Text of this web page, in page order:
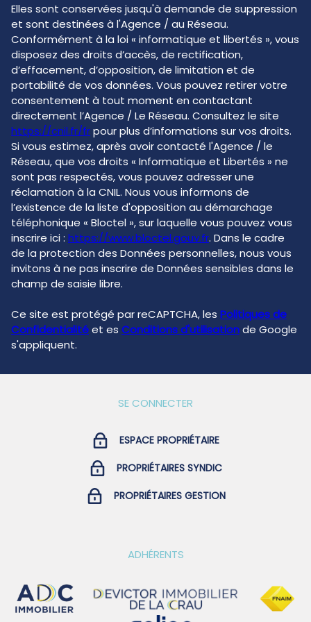
Elles sont conservées jusqu'à demande de suppression
et sont destinées à l'Agence / au Réseau.
Conformément à la loi « informatique et libertés », vous
disposez des droits d’accès, de rectification,
d’effacement, d’opposition, de limitation et de
portabilité de vos données. Vous pouvez retirer votre
consentement à tout moment en contactant
directement l’Agence / Le Réseau. Consultez le site
https://cnil.fr/frpour plus d’informations sur vos droits.
Si vous estimez, après avoir contacté l'Agence / le
Réseau, que vos droits « Informatique et Libertés » ne
sont pas respectés, vous pouvez adresser une
réclamation à la CNIL. Nous vous informons de
l’existence de la liste d'opposition au démarchage
téléphonique « Bloctel », sur laquelle vous pouvez vous
inscrire ici : https://www.bloctel.gouv.fr. Dans le cadre
de la protection des Données personnelles, nous vous
invitons à ne pas inscrire de Données sensibles dans le
champ de saisie libre.
Ce site est protégé par reCAPTCHA, les Politiques de
Confidentialitéet es Conditions d'utilisationde Google
s'appliquent.
SE CONNECTER
ESPACE PROPRIÉTAIRE
PROPRIÉTAIRES SYNDIC
PROPRIÉTAIRES GESTION
ADHÉRENTS